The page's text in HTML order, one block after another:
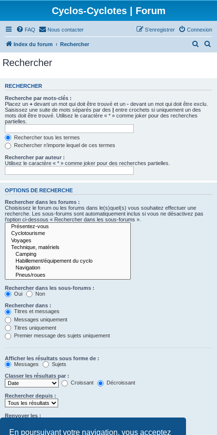
En poursuivant votre navigation, vous acceptez
Cyclos-Cyclotes | Forum
FAQ Nous contacter Connexion
S’enregistrer
Index du forum Rechercher
e
e
r
c
Rechercher
RECHERCHER
Recherche par mots-clés :
Placez un + devant un mot qui doit être trouvé et un - devant un mot qui doit être exclu.
Saisissez une suite de mots séparés par des | entre crochets si uniquement un des
mots doit être trouvé. Utilisez le caractère « * » comme joker pour des recherches
partielles.
Rechercher tous les termes
Rechercher n’importe lequel de ces termes
Rechercher par auteur :
Utilisez le caractère « * » comme joker pour des recherches partielles.
OPTIONS DE RECHERCHE
Rechercher dans les forums :
Choisissez le forum ou les forums dans le(s)quel(s) vous souhaitez effectuer une
recherche. Les sous-forums sont automatiquement inclus si vous ne désactivez pas
l’option ci-dessous « Rechercher dans les sous-forums ».
Rechercher dans les sous-forums :
Oui
Non
Rechercher dans :
Titres et messages
Messages uniquement
Titres uniquement
Premier message des sujets uniquement
Afficher les résultats sous forme de :
Messages
Sujets
Classer les résultats par :
Croissant
Décroissant
Rechercher depuis :
Renvoyer les :